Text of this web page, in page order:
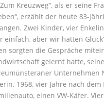
Kreuzweg“, als er seine
erzählt der heute 83-
Zwei Kinder, vier
aber wir hatten
sorgten die Gespräche
gelernt hatte,
Unternehmen
1968, vier Jahre nach
einen VW-Käfer.